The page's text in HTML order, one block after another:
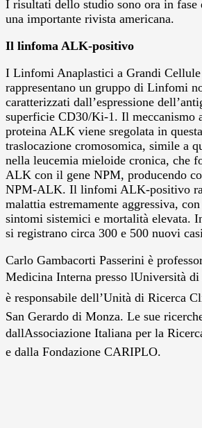
I risultati dello studio sono ora in fase
una importante rivista americana.
Il linfoma ALK-positivo
I Linfomi Anaplastici a Grandi
rappresentano un gruppo di Linfomi
caratterizzati dall’espressione
superficie CD30/Ki-1. Il meccanismo
proteina ALK viene sregolata in
traslocazione cromosomica, simile a
nella leucemia mieloide cronica, che
ALK con il gene NPM, producendo
NPM-ALK. Il linfomi ALK-positivo
malattia estremamente aggressiva,
sintomi sistemici e mortalità elevata.
si registrano circa 300 e 500 nuovi
Carlo Gambacorti Passerini è
Medicina Interna presso lUniversità
è responsabile dell’Unità di Ricerca
San Gerardo di Monza. Le sue
dallAssociazione Italiana per la
e dalla Fondazione CARIPLO.